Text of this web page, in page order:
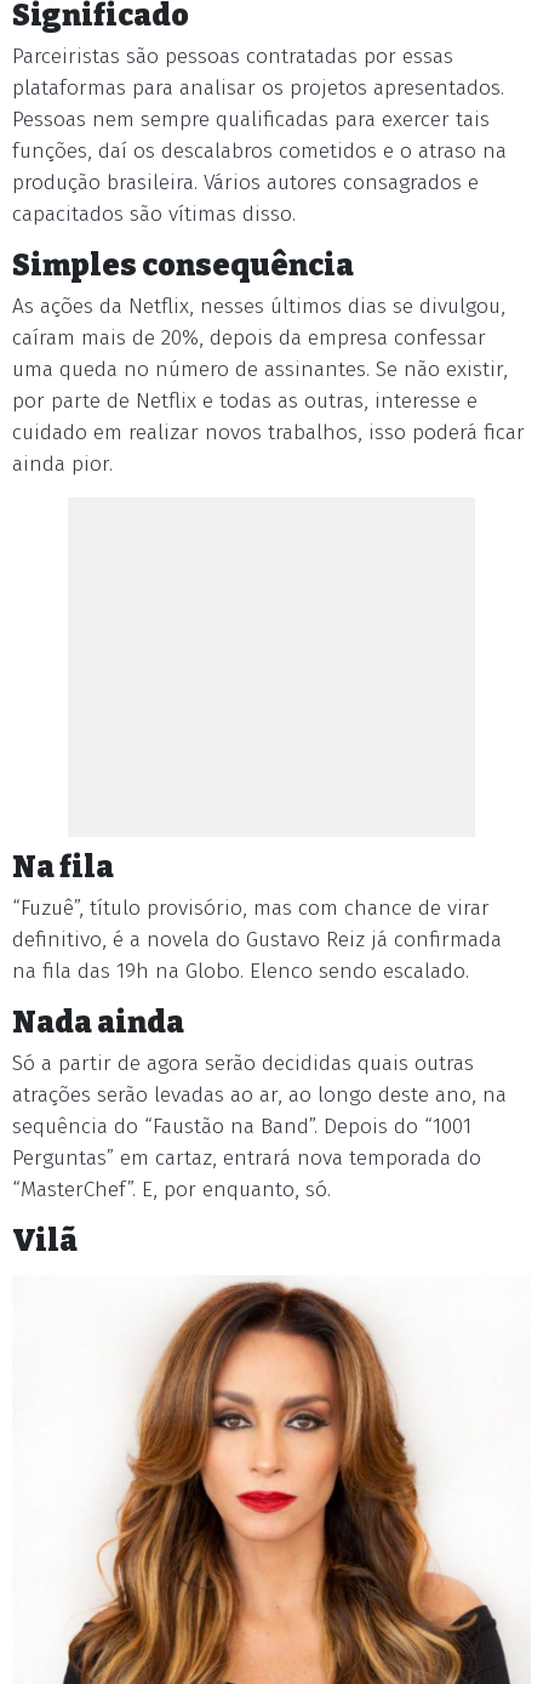
Significado
Parceiristas são pessoas contratadas por essas
plataformas para analisar os projetos apresentados.
Pessoas nem sempre qualificadas para exercer tais
funções, daí os descalabros cometidos e o atraso na
produção brasileira. Vários autores consagrados e
capacitados são vítimas disso.
Simples consequência
As ações da Netflix, nesses últimos dias se divulgou,
caíram mais de 20%, depois da empresa confessar
uma queda no número de assinantes. Se não existir,
por parte de Netflix e todas as outras, interesse e
cuidado em realizar novos trabalhos, isso poderá ficar
ainda pior.
Na fila
“Fuzuê”, título provisório, mas com chance de virar
definitivo, é a novela do Gustavo Reiz já confirmada
na fila das 19h na Globo. Elenco sendo escalado.
Nada ainda
Só a partir de agora serão decididas quais outras
atrações serão levadas ao ar, ao longo deste ano, na
sequência do “Faustão na Band”. Depois do “1001
Perguntas” em cartaz, entrará nova temporada do
“MasterChef”. E, por enquanto, só.
Vilã